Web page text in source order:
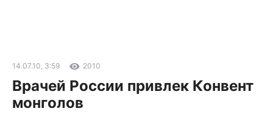
14.07.10, 3:59 2010
Врачей России привлек Конвент
монголов